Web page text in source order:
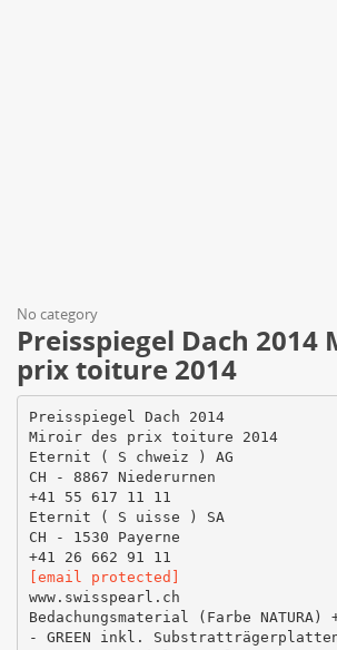
No category
Preisspiegel Dach 2014
prix toiture 2014
Preisspiegel Dach 2014
Miroir des prix toiture 2014
Eternit ( S chweiz ) AG
CH - 8867 Niederurnen
+41 55 617 11 11
Eternit ( S uisse ) SA
CH - 1530 Payerne
[email protected]
www.swisspearl.ch
Bedachungsmaterial (Farbe NATURA)
- GREEN inkl. Substratträgerplatten